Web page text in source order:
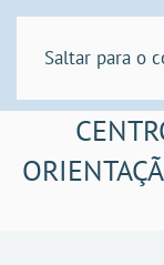
Saltar para o